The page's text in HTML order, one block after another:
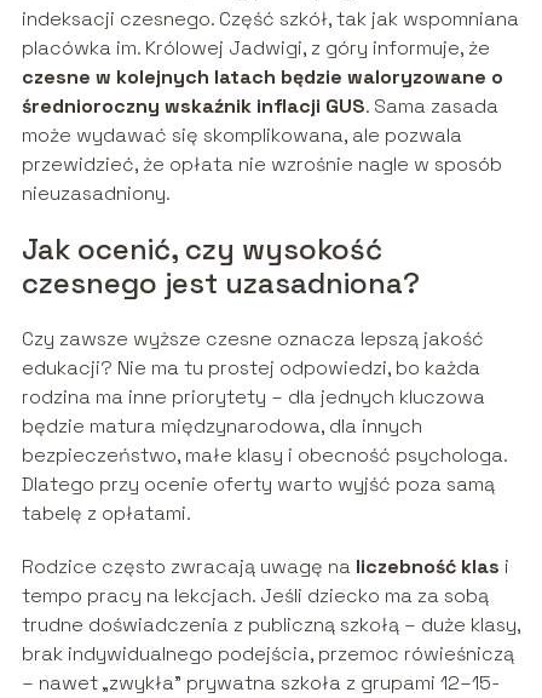
indeksacji czesnego. Część szkół, tak jak wspomniana
placówka im. Królowej Jadwigi, z góry informuje, że
czesne w kolejnych latach będzie waloryzowane o
średnioroczny wskaźnik inflacji GUS. Sama zasada
może wydawać się skomplikowana, ale pozwala
przewidzieć, że opłata nie wzrośnie nagle w sposób
nieuzasadniony.
Jak ocenić, czy wysokość
czesnego jest uzasadniona?
Czy zawsze wyższe czesne oznacza lepszą jakość
edukacji? Nie ma tu prostej odpowiedzi, bo każda
rodzina ma inne priorytety – dla jednych kluczowa
będzie matura międzynarodowa, dla innych
bezpieczeństwo, małe klasy i obecność psychologa.
Dlatego przy ocenie oferty warto wyjść poza samą
tabelę z opłatami.
Rodzice często zwracają uwagę na liczebność klas i
tempo pracy na lekcjach. Jeśli dziecko ma za sobą
trudne doświadczenia z publiczną szkołą – duże klasy,
brak indywidualnego podejścia, przemoc rówieśniczą
– nawet „zwykła” prywatna szkoła z grupami 12–15-